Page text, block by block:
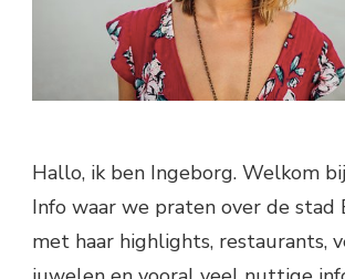
Hallo, ik ben Ingeborg. Welkom
Info waar we praten over de stad
met haar highlights, restaurants,